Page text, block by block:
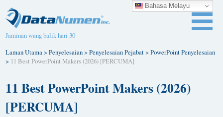
Jaminan wang balik hari 30
Laman Utama>Penyelesaian>Penyelesaian Pejabat>PowerPoint Penyelesaian
> 11 Best PowerPoint Makers (2026) [PERCUMA]
11 Best PowerPoint Makers (2026)
[PERCUMA]
Bahasa Melayu